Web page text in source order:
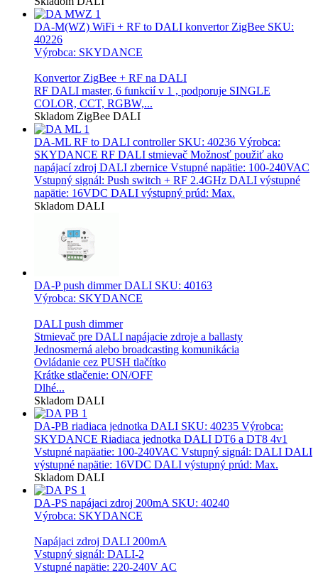
DA-M(WZ) WiFi + RF to DALI konvertor ZigBee SKU:
40226
Výrobca: SKYDANCE
Konvertor ZigBee + RF na DALI
RF DALI master, 6 funkcií v 1 , podporuje SINGLE
COLOR, CCT, RGBW,...
Skladom ZigBee DALI
DA-ML RF to DALI controller SKU: 40236 Výrobca:
SKYDANCE RF DALI stmievač Možnosť použiť ako
napájací zdroj DALI zbernice Vstupné napätie: 100-240VAC
Vstupný signál: Push switch + RF 2.4GHz DALI výstupné
napätie: 16VDC DALI výstupný prúd: Max.
Skladom DALI
DA-P push dimmer DALI SKU: 40163
Výrobca: SKYDANCE
DALI push dimmer
Stmievač pre DALI napájacie zdroje a ballasty
Jednosmerná alebo broadcasting komunikácia
Ovládanie cez PUSH tlačítko
Krátke stlačenie: ON/OFF
Dlhé...
Skladom DALI
DA-PB riadiaca jednotka DALI SKU: 40235 Výrobca:
SKYDANCE Riadiaca jednotka DALI DT6 a DT8 4v1
Vstupné napäatie: 100-240VAC Vstupný signál: DALI DALI
výstupné napätie: 16VDC DALI výstupný prúd: Max.
Skladom DALI
DA-PS napájaci zdroj 200mA SKU: 40240
Výrobca: SKYDANCE
Napájaci zdroj DALI 200mA
Vstupný signál: DALI-2
Vstupné napätie: 220-240V AC